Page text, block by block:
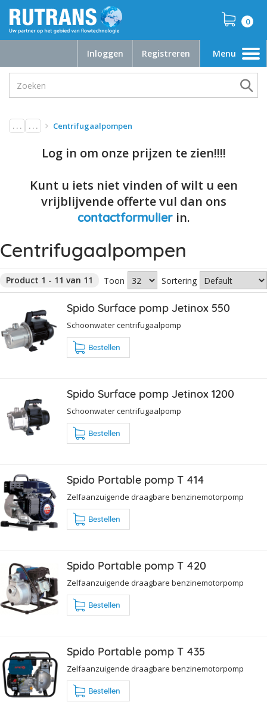
0
Inloggen Registreren
Toggle
navigation
Menu
. . . . . . Centrifugaalpompen
Log in om onze prijzen te zien!!!!
Kunt u iets niet vinden of wilt u een
vrijblijvende offerte vul dan ons
contactformulier in.
Centrifugaalpompen
Product 1 - 11 van 11 Toon Sortering
Spido Surface pomp Jetinox 550
Schoonwater centrifugaalpomp
Bestellen
Spido Surface pomp Jetinox 1200
Schoonwater centrifugaalpomp
Bestellen
Spido Portable pomp T 414
Zelfaanzuigende draagbare benzinemotorpomp
Bestellen
Spido Portable pomp T 420
Zelfaanzuigende draagbare benzinemotorpomp
Bestellen
Spido Portable pomp T 435
Zelfaanzuigende draagbare benzinemotorpomp
Bestellen